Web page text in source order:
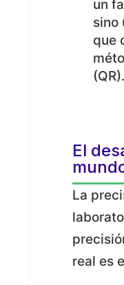
un
sino
que
(QR).
El
La
real es